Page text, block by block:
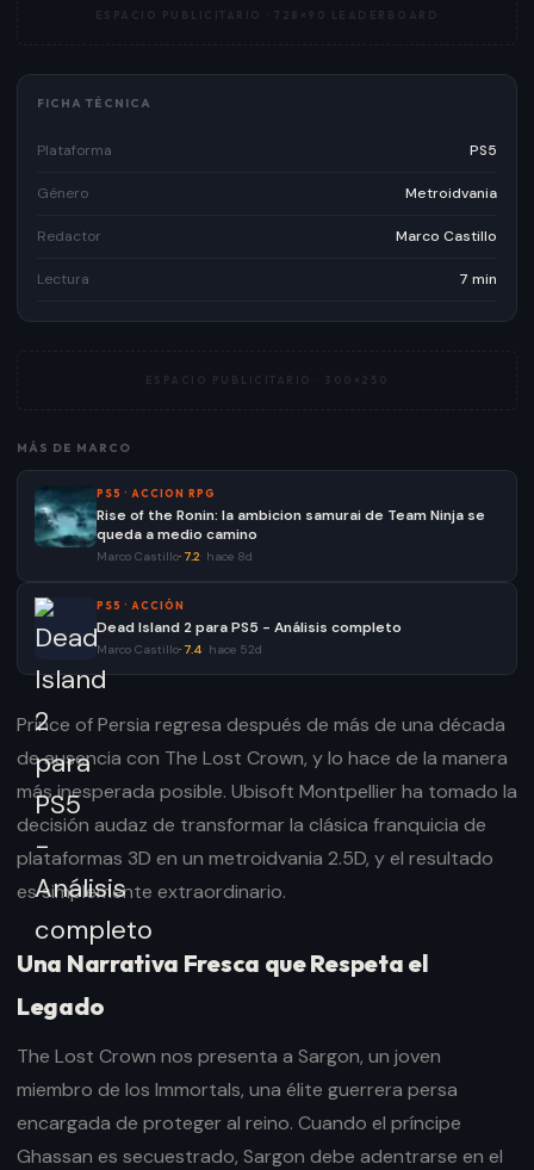
ESPACIO PUBLICITARIO ·728×90 LEADERBOARD
Prince of Persia regresa después de más de una década
de ausencia con The Lost Crown, y lo hace de la manera
más inesperada posible. Ubisoft Montpellier ha tomado la
decisión audaz de transformar la clásica franquicia de
plataformas 3D en un metroidvania 2.5D, y el resultado
es simplemente extraordinario.
Una Narrativa Fresca que Respeta el
Legado
The Lost Crown nos presenta a Sargon, un joven
miembro de los Immortals, una élite guerrera persa
encargada de proteger al reino. Cuando el príncipe
Ghassan es secuestrado, Sargon debe adentrarse en el
FICHA TÉCNICA
Plataforma PS5
Género Metroidvania
Redactor Marco Castillo
Lectura 7 min
ESPACIO PUBLICITARIO · 300×250
MÁS DE MARCO
PS5 · ACCION RPG
Rise of the Ronin: la ambicion samurai de Team Ninja se
queda a medio camino
Marco Castillo· 7.2 hace 8d
PS5 · ACCIÓN
Dead Island 2 para PS5 - Análisis completo
Marco Castillo· 7.4 hace 52d